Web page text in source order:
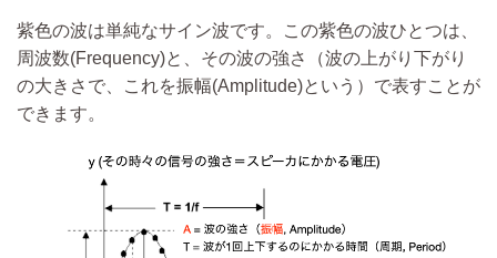
紫色の波は単純なサイン波です。この紫色の波ひとつは、
周波数(Frequency)と、その波の強さ（波の上がり下がり
の大きさで、これを振幅(Amplitude)という）で表すことが
できます。